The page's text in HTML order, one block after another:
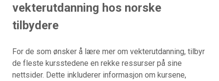
vekterutdanning hos norske
tilbydere
For de som ønsker å lære mer om vekterutdanning, tilbyr
de fleste kursstedene en rekke ressurser på sine
nettsider. Dette inkluderer informasjon om kursene,